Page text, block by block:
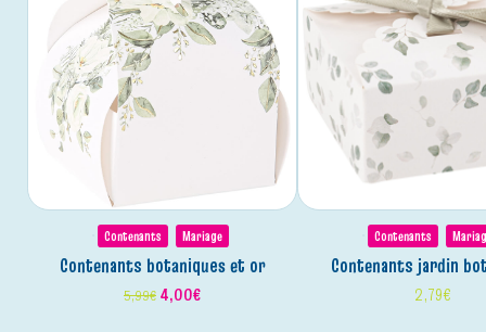
Contenants Mariage
contenants botaniques et or
5,99€ 4,00€
Contenants
contenants jardin
2,79€